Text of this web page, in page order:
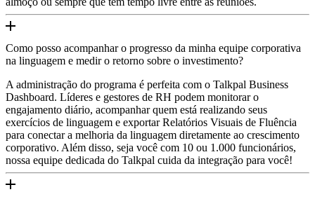
Como posso acompanhar o progresso da minha equipe corporativa
na linguagem e medir o retorno sobre o investimento?
A administração do programa é perfeita com o Talkpal Business
Dashboard. Líderes e gestores de RH podem monitorar o
engajamento diário, acompanhar quem está realizando seus
exercícios de linguagem e exportar Relatórios Visuais de Fluência
para conectar a melhoria da linguagem diretamente ao crescimento
corporativo. Além disso, seja você com 10 ou 1.000 funcionários,
nossa equipe dedicada do Talkpal cuida da integração para você!